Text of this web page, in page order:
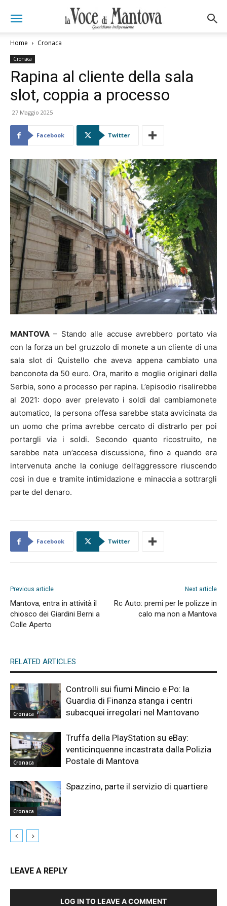
Home Cronaca
Cronaca
Rapina al cliente della sala
slot, coppia a processo
27 Maggio 2025
Facebook Twitter
MANTOVA – Stando alle accuse avrebbero portato via
con la forza un bel gruzzolo di monete a un cliente di una
sala slot di Quistello che aveva appena cambiato una
banconota da 50 euro. Ora, marito e moglie originari della
Serbia, sono a processo per rapina. L’episodio risalirebbe
al 2021: dopo aver prelevato i soldi dal cambiamonete
automatico, la persona offesa sarebbe stata avvicinata da
un uomo che prima avrebbe cercato di distrarlo per poi
portargli via i soldi. Secondo quanto ricostruito, ne
sarebbe nata un’accesa discussione, fino a quando era
intervenuta anche la coniuge dell’aggressore riuscendo
così in due e tramite intimidazione e minaccia a sottrargli
parte del denaro.
Facebook Twitter
Previous article
Mantova, entra in attività il
chiosco dei Giardini Berni a
Colle Aperto
Next article
Rc Auto: premi per le polizze in
calo ma non a Mantova
RELATED ARTICLES
Cronaca
Controlli sui fiumi Mincio e Po: la
Guardia di Finanza stanga i centri
subacquei irregolari nel Mantovano
Cronaca
Truffa della PlayStation su eBay:
venticinquenne incastrata dalla Polizia
Postale di Mantova
Cronaca
Spazzino, parte il servizio di quartiere
LEAVE A REPLY
LOG IN TO LEAVE A COMMENT